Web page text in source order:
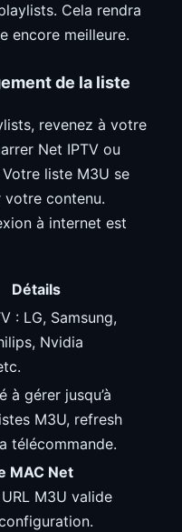
Cela rendra
encore meilleure.
de la liste
revenez à votre
Net IPTV ou
Votre liste M3U se
contenu.
à internet est
Détails
: LG, Samsung,
Nvidia
à gérer jusqu’à
M3U, refresh
télécommande.
MAC Net
M3U valide